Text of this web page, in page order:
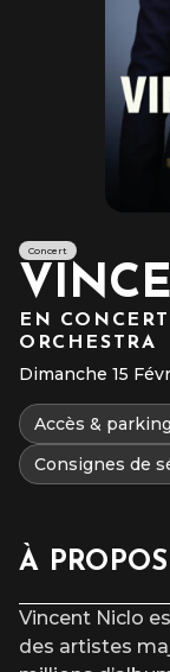
Concert
EN
ORCHESTRA
Dimanche 15
Accès & parking
Consignes de
À PROPOS
Vincent Niclo
des artistes